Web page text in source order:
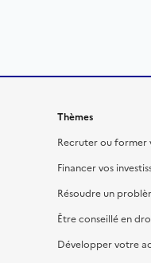
Thèmes
Recruter ou former
Financer vos
Résoudre un
Être conseillé en
Développer votre